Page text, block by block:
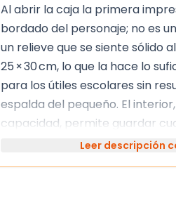
Al abrir la caja la primera
bordado del personaje; no es
un relieve que se siente sólido
25 × 30 cm, lo que la hace lo
para los útiles escolares sin
espalda del pequeño. El interior,
capacidad, permite guardar
algún snack sin que todo quede
Leer descripción